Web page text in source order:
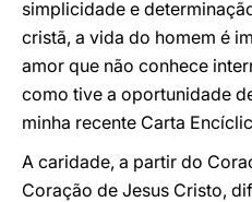
simplicidade e
cristã, a vida do homem é
amor que não conhece
como tive a oportunidade
minha recente Carta
A caridade, a partir do
Coração de Jesus Cristo,